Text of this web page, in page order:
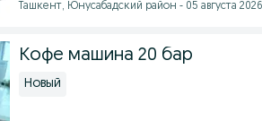
Ташкент, Юнусабадский район - 05 августа 2026
Кофе машина 20 бар
Новый